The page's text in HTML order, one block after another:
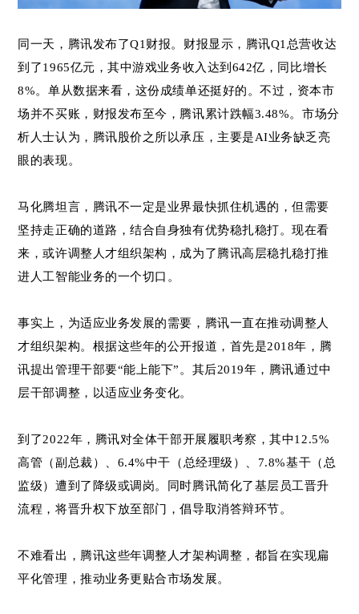
同一天，腾讯发布了Q1财报。财报显示，腾讯Q1总营收达
到了1965亿元，其中游戏业务收入达到642亿，同比增长
8%。单从数据来看，这份成绩单还挺好的。不过，资本市
场并不买账，财报发布至今，腾讯累计跌幅3.48%。市场分
析人士认为，腾讯股价之所以承压，主要是AI业务缺乏亮
眼的表现。
马化腾坦言，腾讯不一定是业界最快抓住机遇的，但需要
坚持走正确的道路，结合自身独有优势稳扎稳打。现在看
来，或许调整人才组织架构，成为了腾讯高层稳扎稳打推
进人工智能业务的一个切口。
事实上，为适应业务发展的需要，腾讯一直在推动调整人
才组织架构。根据这些年的公开报道，首先是2018年，腾
讯提出管理干部要“能上能下”。其后2019年，腾讯通过中
层干部调整，以适应业务变化。
到了2022年，腾讯对全体干部开展履职考察，其中12.5%
高管（副总裁）、6.4%中干（总经理级）、7.8%基干（总
监级）遭到了降级或调岗。同时腾讯简化了基层员工晋升
流程，将晋升权下放至部门，倡导取消答辩环节。
不难看出，腾讯这些年调整人才架构调整，都旨在实现扁
平化管理，推动业务更贴合市场发展。